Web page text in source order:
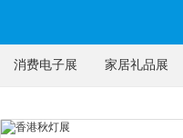
消费电子展 家居礼品展